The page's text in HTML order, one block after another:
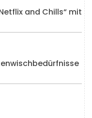
and Chills“ mit